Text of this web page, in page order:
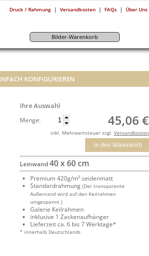
Druck / Rahmung | Versandkosten | FAQs | Über Uns
Bilder-Warenkorb
KONFIGURIEREN
Ihre Auswahl
Menge: 45,06 €
inkl. Mehrwertsteuer zzgl. Versandkosten
in den Warenkorb
Leinwand40 x 60 cm
Premium 420g/m² seidenmatt
Standardrahmung (Der transparente
Außenrand wird auf den Keilrahmen
umgespannt.)
Galerie Keilrahmen
inklusive 1 Zackenaufhänger
Lieferzeit ca. 6 bis 7 Werktage*
* innerhalb Deutschlands